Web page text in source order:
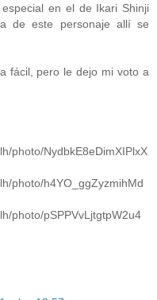
en el de Ikari Shinji
de este personaje allí se
fácil, pero le dejo mi voto a
photo/NydbkE8eDimXIPlxX
photo/h4YO_ggZyzmihMd
photo/pSPPVvLjtgtpW2u4